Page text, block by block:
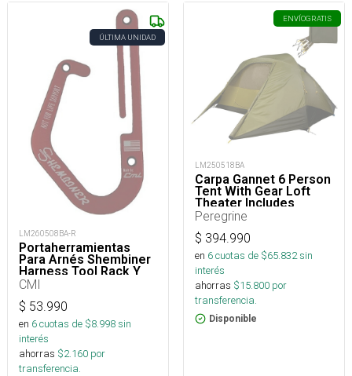
ÚLTIMA UNIDAD
LM260508BA-R
Portaherramientas
Para Arnés Shembiner
Harness Tool Rack Y
Arborismo
CMI
$ 53.990
en 6cuotas de $8.998sin
interés
ahorras $2.160 por
transferencia.
ENVÍOGRATIS
LM250518BA
Carpa Gannet 6 Person
Tent With Gear Loft
Theater Includes
Footprint
Peregrine
$ 394.990
en 6cuotas de $65.832sin
interés
ahorras $15.800 por
transferencia.
Disponible